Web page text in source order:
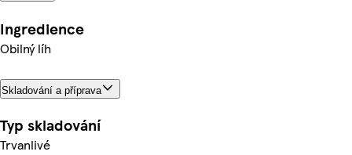
Ingredience
Obilný líh
Skladování a příprava
Typ skladování
Trvanlivé